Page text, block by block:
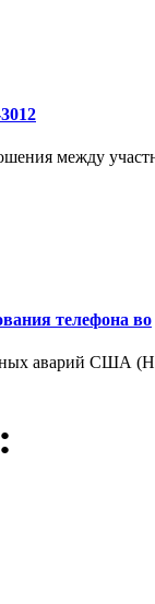
между
телефона во
аварий США